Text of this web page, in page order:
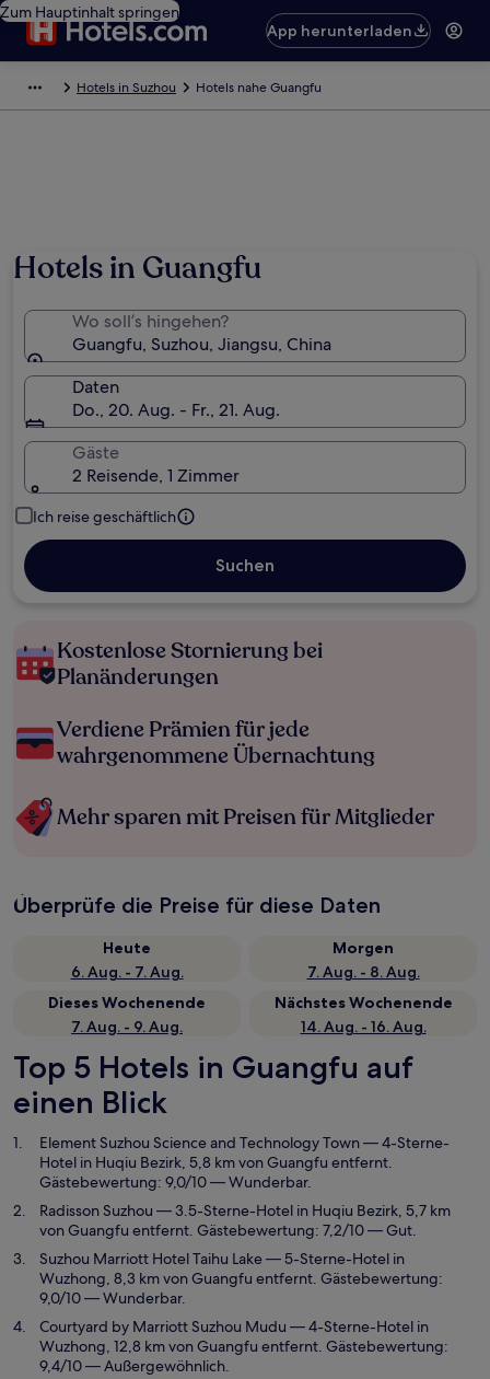
Zum Hauptinhalt springen
App herunterladen
Hotels in Suzhou Hotels nahe Guangfu
Hotels in Guangfu
Wo soll’s hingehen?
Guangfu, Suzhou, Jiangsu, China
Daten
Do., 20. Aug. - Fr., 21. Aug.
Gäste
2 Reisende, 1 Zimmer
Ich reise geschäftlich
Suchen
Kostenlose Stornierung bei
Planänderungen
Verdiene Prämien für jede
wahrgenommene Übernachtung
Mehr sparen mit Preisen für Mitglieder
Überprüfe die Preise für diese Daten
Heute
6. Aug. - 7. Aug.
Morgen
7. Aug. - 8. Aug.
Dieses Wochenende
7. Aug. - 9. Aug.
Nächstes Wochenende
14. Aug. - 16. Aug.
Top 5 Hotels in Guangfu auf
einen Blick
Element Suzhou Science and Technology Town— 4-Sterne-
Hotel in Huqiu Bezirk, 5,8 km von Guangfu entfernt.
Gästebewertung: 9,0/10 — Wunderbar.
Radisson Suzhou — 3.5-Sterne-Hotel in Huqiu Bezirk, 5,7 km
von Guangfu entfernt. Gästebewertung: 7,2/10 — Gut.
Suzhou Marriott Hotel Taihu Lake— 5-Sterne-Hotel in
Wuzhong, 8,3 km von Guangfu entfernt. Gästebewertung:
9,0/10 — Wunderbar.
Courtyard by Marriott Suzhou Mudu — 4-Sterne-Hotel in
Wuzhong, 12,8 km von Guangfu entfernt. Gästebewertung:
9,4/10 — Außergewöhnlich.